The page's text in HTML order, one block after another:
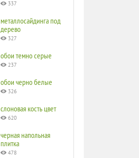
337
металлосайдинга под
дерево
327
обои темно серые
237
обои черно белые
326
слоновая кость цвет
620
черная напольная
плитка
478